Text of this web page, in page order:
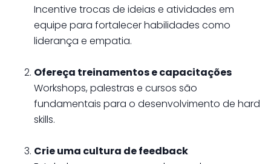
Incentive trocas de ideias e atividades em
equipe para fortalecer habilidades como
liderança e empatia.
Ofereça treinamentos e capacitações
Workshops, palestras e cursos são
fundamentais para o desenvolvimento de hard
skills.
Crie uma cultura de feedback